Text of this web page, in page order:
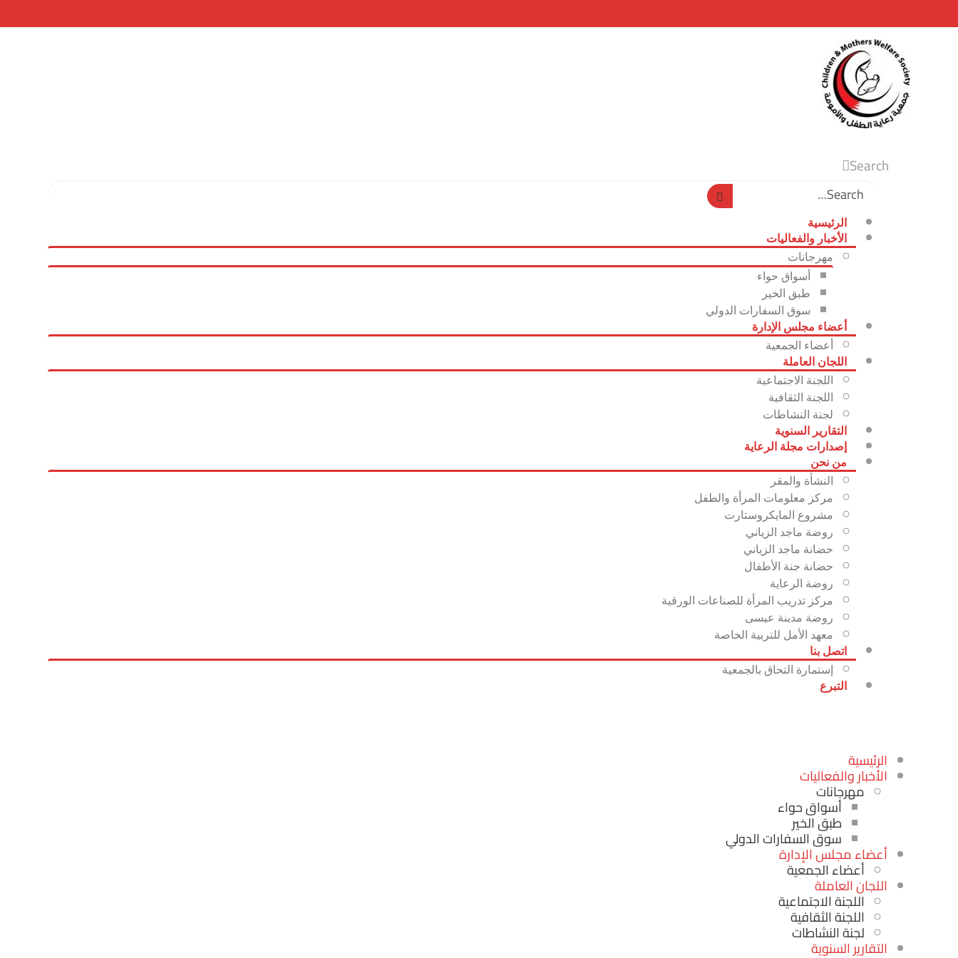
Search
الرئيسية
الأخبار والفعاليات
مهرجانات
أسواق حواء
طبق الخير
سوق السفارات الدولي
أعضاء مجلس الإدارة
أعضاء الجمعية
اللجان العاملة
اللجنة الاجتماعية
اللجنة الثقافية
لجنة النشاطات
التقارير السنوية
إصدارات مجلة الرعاية
من نحن
النشأة والمقر
مركز معلومات المرأة والطفل
مشروع المايكروستارت
روضة ماجد الزياني‎
حضانة ماجد الزياني
حضانة جنة الأطفال
روضة الرعاية
مركز تدريب المرأة للصناعات الورقية
روضة مدينة عيسى
معهد الأمل للتربية الخاصة
اتصل بنا
إستمارة التحاق بالجمعية
التبرع
الرئيسية
الأخبار والفعاليات
مهرجانات
أسواق حواء
طبق الخير
سوق السفارات الدولي
أعضاء مجلس الإدارة
أعضاء الجمعية
اللجان العاملة
اللجنة الاجتماعية
اللجنة الثقافية
لجنة النشاطات
التقارير السنوية